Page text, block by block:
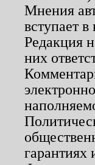
Мнения
вступает
Редакция
них
гарантиях